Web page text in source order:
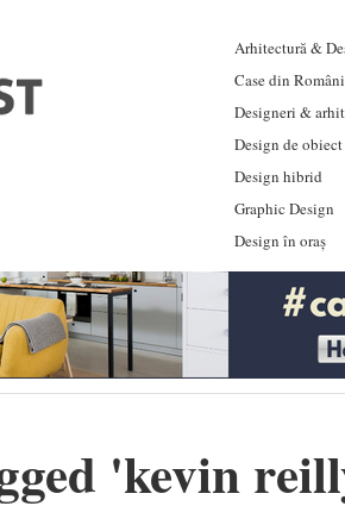
Arhitectură &
Case din
Designeri &
Design de obiect
Design hibrid
Graphic Design
Design în oraș
'kevin